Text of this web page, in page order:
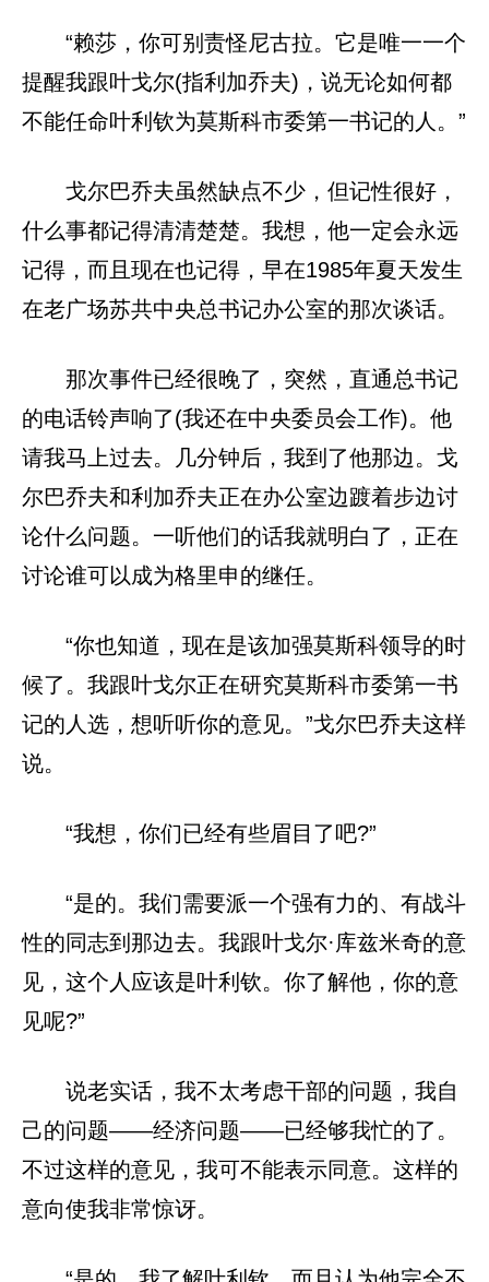
“赖莎，你可别责怪尼古拉。它是唯一一个
提醒我跟叶戈尔(指利加乔夫)，说无论如何都
不能任命叶利钦为莫斯科市委第一书记的人。”
戈尔巴乔夫虽然缺点不少，但记性很好，
什么事都记得清清楚楚。我想，他一定会永远
记得，而且现在也记得，早在1985年夏天发生
在老广场苏共中央总书记办公室的那次谈话。
那次事件已经很晚了，突然，直通总书记
的电话铃声响了(我还在中央委员会工作)。他
请我马上过去。几分钟后，我到了他那边。戈
尔巴乔夫和利加乔夫正在办公室边踱着步边讨
论什么问题。一听他们的话我就明白了，正在
讨论谁可以成为格里申的继任。
“你也知道，现在是该加强莫斯科领导的时
候了。我跟叶戈尔正在研究莫斯科市委第一书
记的人选，想听听你的意见。”戈尔巴乔夫这样
说。
“我想，你们已经有些眉目了吧?”
“是的。我们需要派一个强有力的、有战斗
性的同志到那边去。我跟叶戈尔·库兹米奇的意
见，这个人应该是叶利钦。你了解他，你的意
见呢?”
说老实话，我不太考虑干部的问题，我自
己的问题——经济问题——已经够我忙的了。
不过这样的意见，我可不能表示同意。这样的
意向使我非常惊讶。